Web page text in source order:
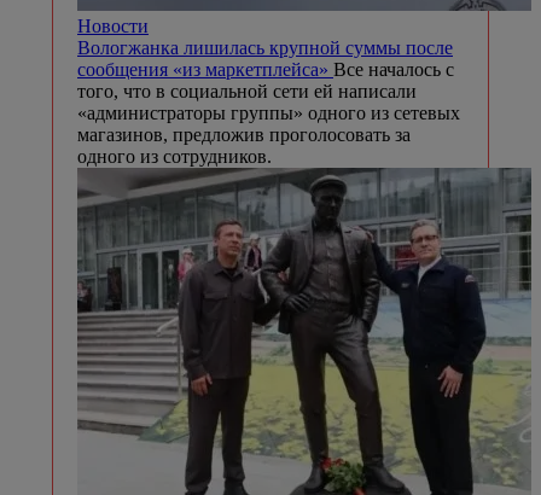
Новости
Вологжанка лишилась крупной суммы после
сообщения «из маркетплейса» Все началось с
того, что в социальной сети ей написали
«администраторы группы» одного из сетевых
магазинов, предложив проголосовать за
одного из сотрудников.